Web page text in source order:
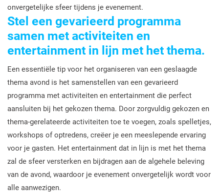
onvergetelijke sfeer tijdens je evenement.
Stel een gevarieerd programma
samen met activiteiten en
entertainment in lijn met het thema.
Een essentiële tip voor het organiseren van een geslaagde
thema avond is het samenstellen van een gevarieerd
programma met activiteiten en entertainment die perfect
aansluiten bij het gekozen thema. Door zorgvuldig gekozen en
thema-gerelateerde activiteiten toe te voegen, zoals spelletjes,
workshops of optredens, creëer je een meeslepende ervaring
voor je gasten. Het entertainment dat in lijn is met het thema
zal de sfeer versterken en bijdragen aan de algehele beleving
van de avond, waardoor je evenement onvergetelijk wordt voor
alle aanwezigen.